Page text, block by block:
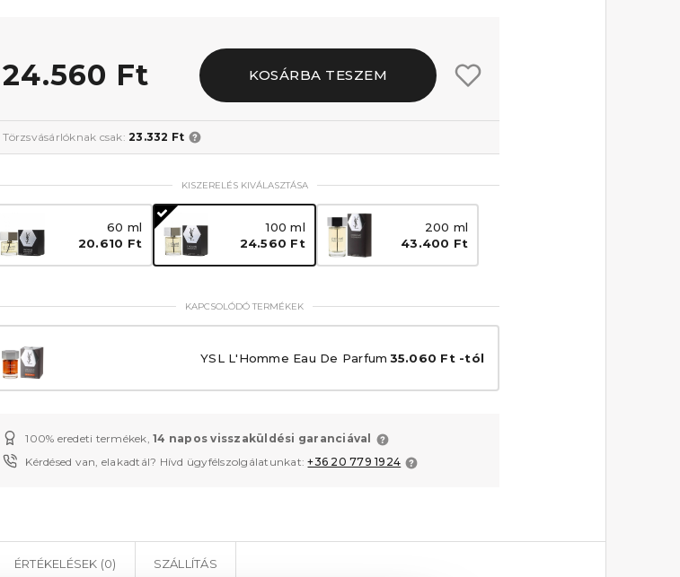
24.560 Ft KOSÁRBA TESZEM
Törzsvásárlóknak csak:23.332 Ft
KISZERELÉS KIVÁLASZTÁSA
60 ml
20.610 Ft
100 ml
24.560 Ft
200 ml
43.400 Ft
KAPCSOLÓDÓ TERMÉKEK
YSL L'Homme Eau De Parfum 35.060 Ft -tól
100% eredeti termékek,14 napos visszaküldési garanciával
Kérdésed van, elakadtál? Hívd ügyfélszolgálatunkat:+36 20 779 1924
ÉRTÉKELÉSEK (0) SZÁLLÍTÁS